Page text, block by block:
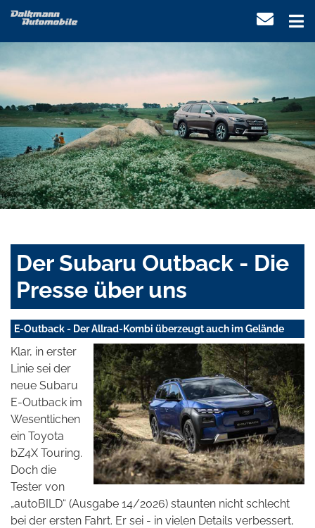
Der Subaru Outback - Die
Presse über uns
E-Outback - Der Allrad-Kombi überzeugt auch im Gelände
Klar, in erster
Linie sei der
neue Subaru
E-Outback im
Wesentlichen
ein Toyota
bZ4X Touring.
Doch die
Tester von
„autoBILD“ (Ausgabe 14/2026) staunten nicht schlecht
bei der ersten Fahrt. Er sei - in vielen Details verbessert,